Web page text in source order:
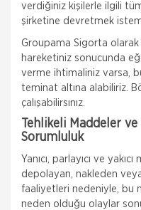
verdiğiniz kişilerle ilgili
şirketine devretmek
Groupama Sigorta
hareketiniz sonucunda
verme ihtimaliniz varsa,
teminat altına alabiliriz.
çalışabilirsınız.
Tehlikeli Maddeler
Sorumluluk
Yanıcı, parlayıcı ve
depolayan, nakleden
faaliyetleri nedeniyle, bu
neden olduğu olaylar